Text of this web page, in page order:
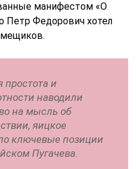
манифестом «О
Петр Федорович хотел
простота и
наводили
на мысль об
яицкое
ключевые позиции
Пугачева.